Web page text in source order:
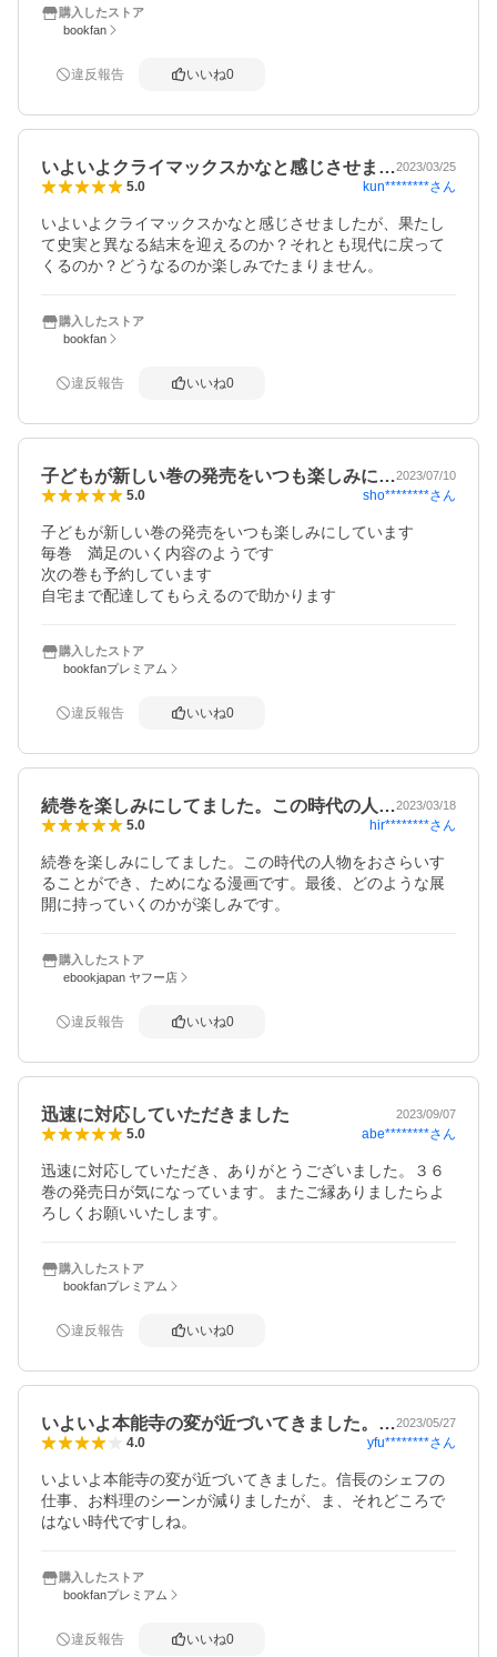
購入したストア
bookfan
違反報告 いいね0
いよいよクライマックスかなと感じさせま…2023/03/25
5.0 kun********さん
いよいよクライマックスかなと感じさせましたが、果たし
て史実と異なる結末を迎えるのか？それとも現代に戻って
くるのか？どうなるのか楽しみでたまりません。
購入したストア
bookfan
違反報告 いいね0
子どもが新しい巻の発売をいつも楽しみに…2023/07/10
5.0 sho********さん
子どもが新しい巻の発売をいつも楽しみにしています
毎巻　満足のいく内容のようです
次の巻も予約しています
自宅まで配達してもらえるので助かります
購入したストア
bookfanプレミアム
違反報告 いいね0
続巻を楽しみにしてました。この時代の人…2023/03/18
5.0 hir********さん
続巻を楽しみにしてました。この時代の人物をおさらいす
ることができ、ためになる漫画です。最後、どのような展
開に持っていくのかが楽しみです。
購入したストア
ebookjapan ヤフー店
違反報告 いいね0
迅速に対応していただきました 2023/09/07
5.0 abe********さん
迅速に対応していただき、ありがとうございました。３６
巻の発売日が気になっています。またご縁ありましたらよ
ろしくお願いいたします。
購入したストア
bookfanプレミアム
違反報告 いいね0
いよいよ本能寺の変が近づいてきました。…2023/05/27
4.0 yfu********さん
いよいよ本能寺の変が近づいてきました。信長のシェフの
仕事、お料理のシーンが減りましたが、ま、それどころで
はない時代ですしね。
購入したストア
bookfanプレミアム
違反報告 いいね0